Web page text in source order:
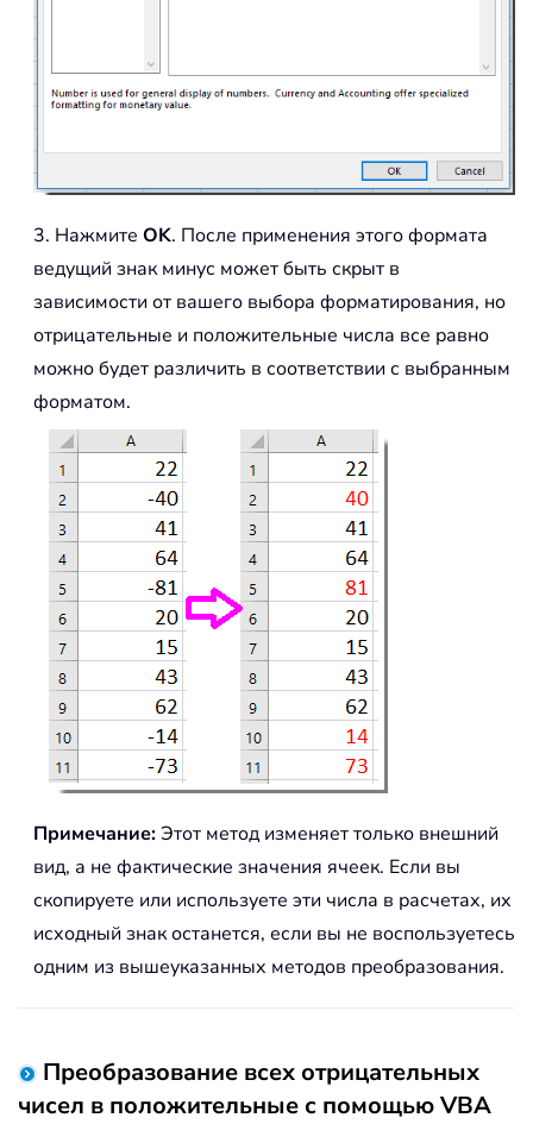
3. Нажмите OK. После применения этого формата
ведущий знак минус может быть скрыт в
зависимости от вашего выбора форматирования, но
отрицательные и положительные числа все равно
можно будет различить в соответствии с выбранным
форматом.
Примечание:Этот метод изменяет только внешний
вид, а не фактические значения ячеек. Если вы
скопируете или используете эти числа в расчетах, их
исходный знак останется, если вы не воспользуетесь
одним из вышеуказанных методов преобразования.
Преобразование всех отрицательных
чисел в положительные с помощью VBA